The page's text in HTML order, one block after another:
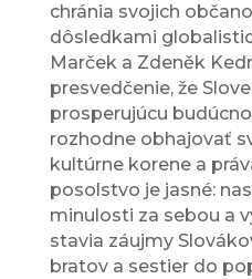
chránia svojich
dôsledkami
Marček a Zdeněk
presvedčenie, že
prosperujúcu
rozhodne obhajovať
kultúrne korene a
posolstvo je jasné:
minulosti za sebou a
stavia záujmy
bratov a sestier do